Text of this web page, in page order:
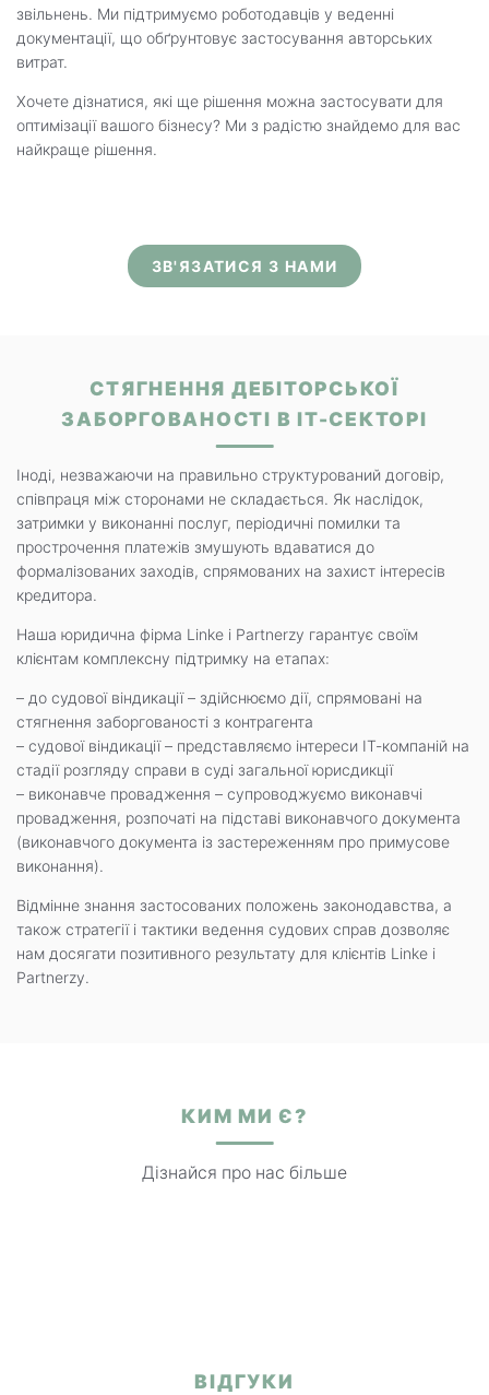
звільнень. Ми підтримуємо роботодавців у веденні
документації, що обґрунтовує застосування авторських
витрат.
Хочете дізнатися, які ще рішення можна застосувати для
оптимізації вашого бізнесу? Ми з радістю знайдемо для вас
найкраще рішення.
ЗВ'ЯЗАТИСЯ З НАМИ
СТЯГНЕННЯ ДЕБІТОРСЬКОЇ
ЗАБОРГОВАНОСТІ В ІТ-СЕКТОРІ
Іноді, незважаючи на правильно структурований договір,
співпраця між сторонами не складається. Як наслідок,
затримки у виконанні послуг, періодичні помилки та
прострочення платежів змушують вдаватися до
формалізованих заходів, спрямованих на захист інтересів
кредитора.
Наша юридична фірма Linke i Partnerzy гарантує своїм
клієнтам комплексну підтримку на етапах:
– до судової віндикації – здійснюємо дії, спрямовані на
стягнення заборгованості з контрагента
– судової віндикації – представляємо інтереси ІТ-компаній на
стадії розгляду справи в суді загальної юрисдикції
– виконавче провадження – супроводжуємо виконавчі
провадження, розпочаті на підставі виконавчого документа
(виконавчого документа із застереженням про примусове
виконання).
Відмінне знання застосованих положень законодавства, а
також стратегії і тактики ведення судових справ дозволяє
нам досягати позитивного результату для клієнтів Linke i
Partnerzy.
КИМ МИ Є?
Дізнайся про нас більше
ВІДГУКИ